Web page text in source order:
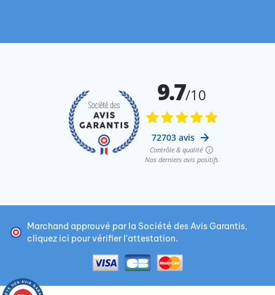
Marchand approuvé par la Société des Avis Garantis,
cliquez ici pour vérifier l'attestation.